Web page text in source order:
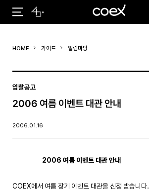
#코엑스 전시 #행사
HOME 가이드 알림마당
입찰공고
2006 여름 이벤트 대관 안내
2006.01.16
2006 여름 이벤트 대관 안내
COEX에서 여름 장기 이벤트 대관을 신청 받습니다.